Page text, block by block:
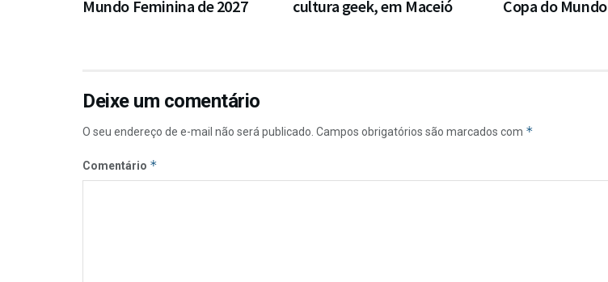
Mundo Feminina de 2027
cultura geek, em Maceió
Copa do Mundo
Deixe um comentário
O seu endereço de e-mail não será publicado. Campos obrigatórios são marcados com *
Comentário *